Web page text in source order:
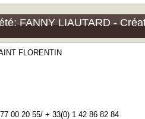
FANNY LIAUTARD -
FLORENTIN
00 20 55/ + 33(0) 1 42 86 82 84